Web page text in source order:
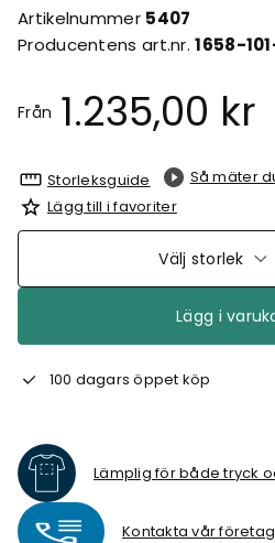
Artikelnummer 5407
Producentens art.nr.1658-
Från 1.235,00 kr
Storleksguide
Så mäter
Lägg till i favoriter
Välj storlek
Lägg i
100 dagars öppet köp
Lämplig för både tryck
Kontakta vår